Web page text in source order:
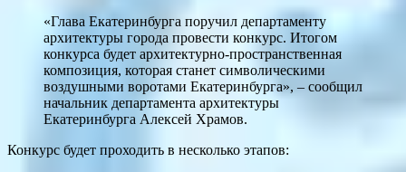
«Глава Екатеринбурга поручил департаменту
архитектуры города провести конкурс. Итогом
конкурса будет архитектурно-пространственная
композиция, которая станет символическими
воздушными воротами Екатеринбурга», – сообщил
начальник департамента архитектуры
Екатеринбурга Алексей Храмов.
Конкурс будет проходить в несколько этапов: